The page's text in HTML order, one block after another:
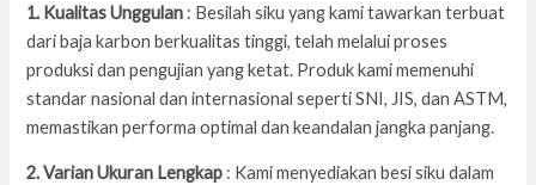
1. Kualitas Unggulan : Besilah siku yang kami tawarkan terbuat
dari baja karbon berkualitas tinggi, telah melalui proses
produksi dan pengujian yang ketat. Produk kami memenuhi
standar nasional dan internasional seperti SNI, JIS, dan ASTM,
memastikan performa optimal dan keandalan jangka panjang.
2. Varian Ukuran Lengkap : Kami menyediakan besi siku dalam